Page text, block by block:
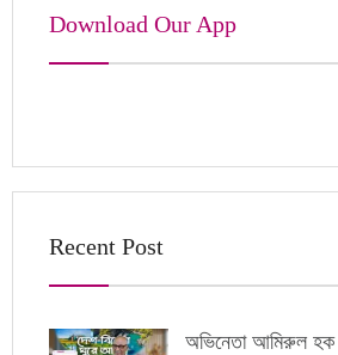
Download Our App
Recent Post
অভিনেতা আমিরুল